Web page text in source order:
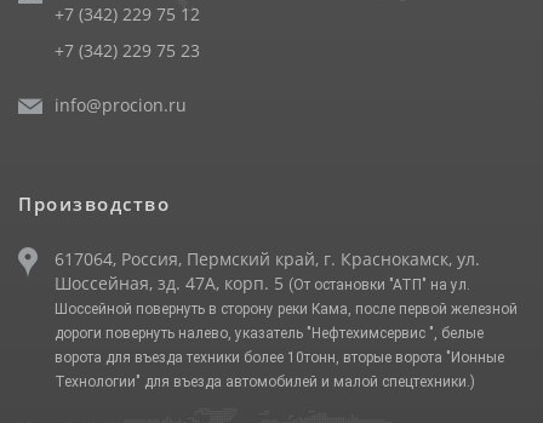
+7 (342) 229 75 12
+7 (342) 229 75 23
info@procion.ru
Производство
617064, Россия, Пермский край, г. Краснокамск, ул.
Шоссейная, зд. 47А, корп. 5 (От остановки "АТП" на ул.
Шоссейной повернуть в сторону реки Кама, после первой железной
дороги повернуть налево, указатель "Нефтехимсервис ", белые
ворота для въезда техники более 10тонн, вторые ворота "Ионные
Технологии" для въезда автомобилей и малой спецтехники.)